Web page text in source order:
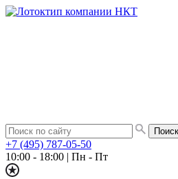
+7 (495) 787-05-50
10:00 - 18:00 | Пн - Пт